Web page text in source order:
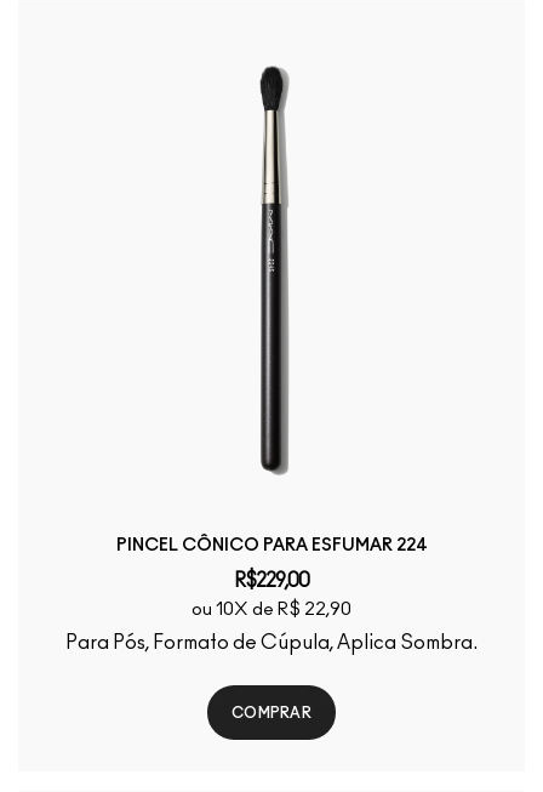
PINCEL CÔNICO PARA ESFUMAR 224
R$229,00
ou 10X de R$ 22,90
Para Pós, Formato de Cúpula, Aplica Sombra.
COMPRAR